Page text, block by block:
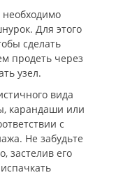
Для этого
сделать
продеть через
узел.
вида
карандаши или
с
Не забудьте
застелив его